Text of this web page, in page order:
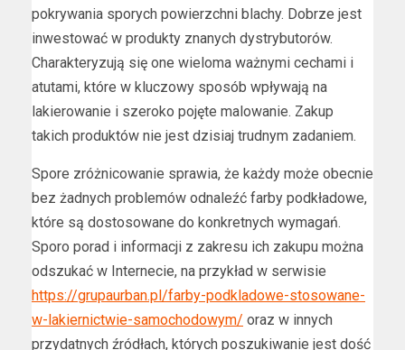
pokrywania sporych powierzchni blachy. Dobrze jest
inwestować w produkty znanych dystrybutorów.
Charakteryzują się one wieloma ważnymi cechami i
atutami, które w kluczowy sposób wpływają na
lakierowanie i szeroko pojęte malowanie. Zakup
takich produktów nie jest dzisiaj trudnym zadaniem.
Spore zróżnicowanie sprawia, że każdy może obecnie
bez żadnych problemów odnaleźć farby podkładowe,
które są dostosowane do konkretnych wymagań.
Sporo porad i informacji z zakresu ich zakupu można
odszukać w Internecie, na przykład w serwisie
https://grupaurban.pl/farby-podkladowe-stosowane-
w-lakiernictwie-samochodowym/ oraz w innych
przydatnych źródłach, których poszukiwanie jest dość